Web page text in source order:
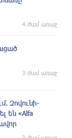
4 ժամ առաջ
3 ժամ առաջ
Զովունի-
են «Alfa